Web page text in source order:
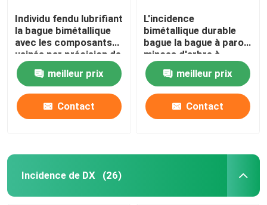
Individu fendu lubrifiant
la bague bimétallique
avec les composants
usinés par précision de
graphite
meilleur prix
Contact
L'incidence
bimétallique durable
bague la bague à parois
minces d'arbre à
cames d'auto-
lubrificationmeilleur prix
Contact
Incidence de DX (26)